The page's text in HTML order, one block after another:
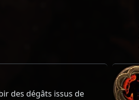
des dégâts issus de